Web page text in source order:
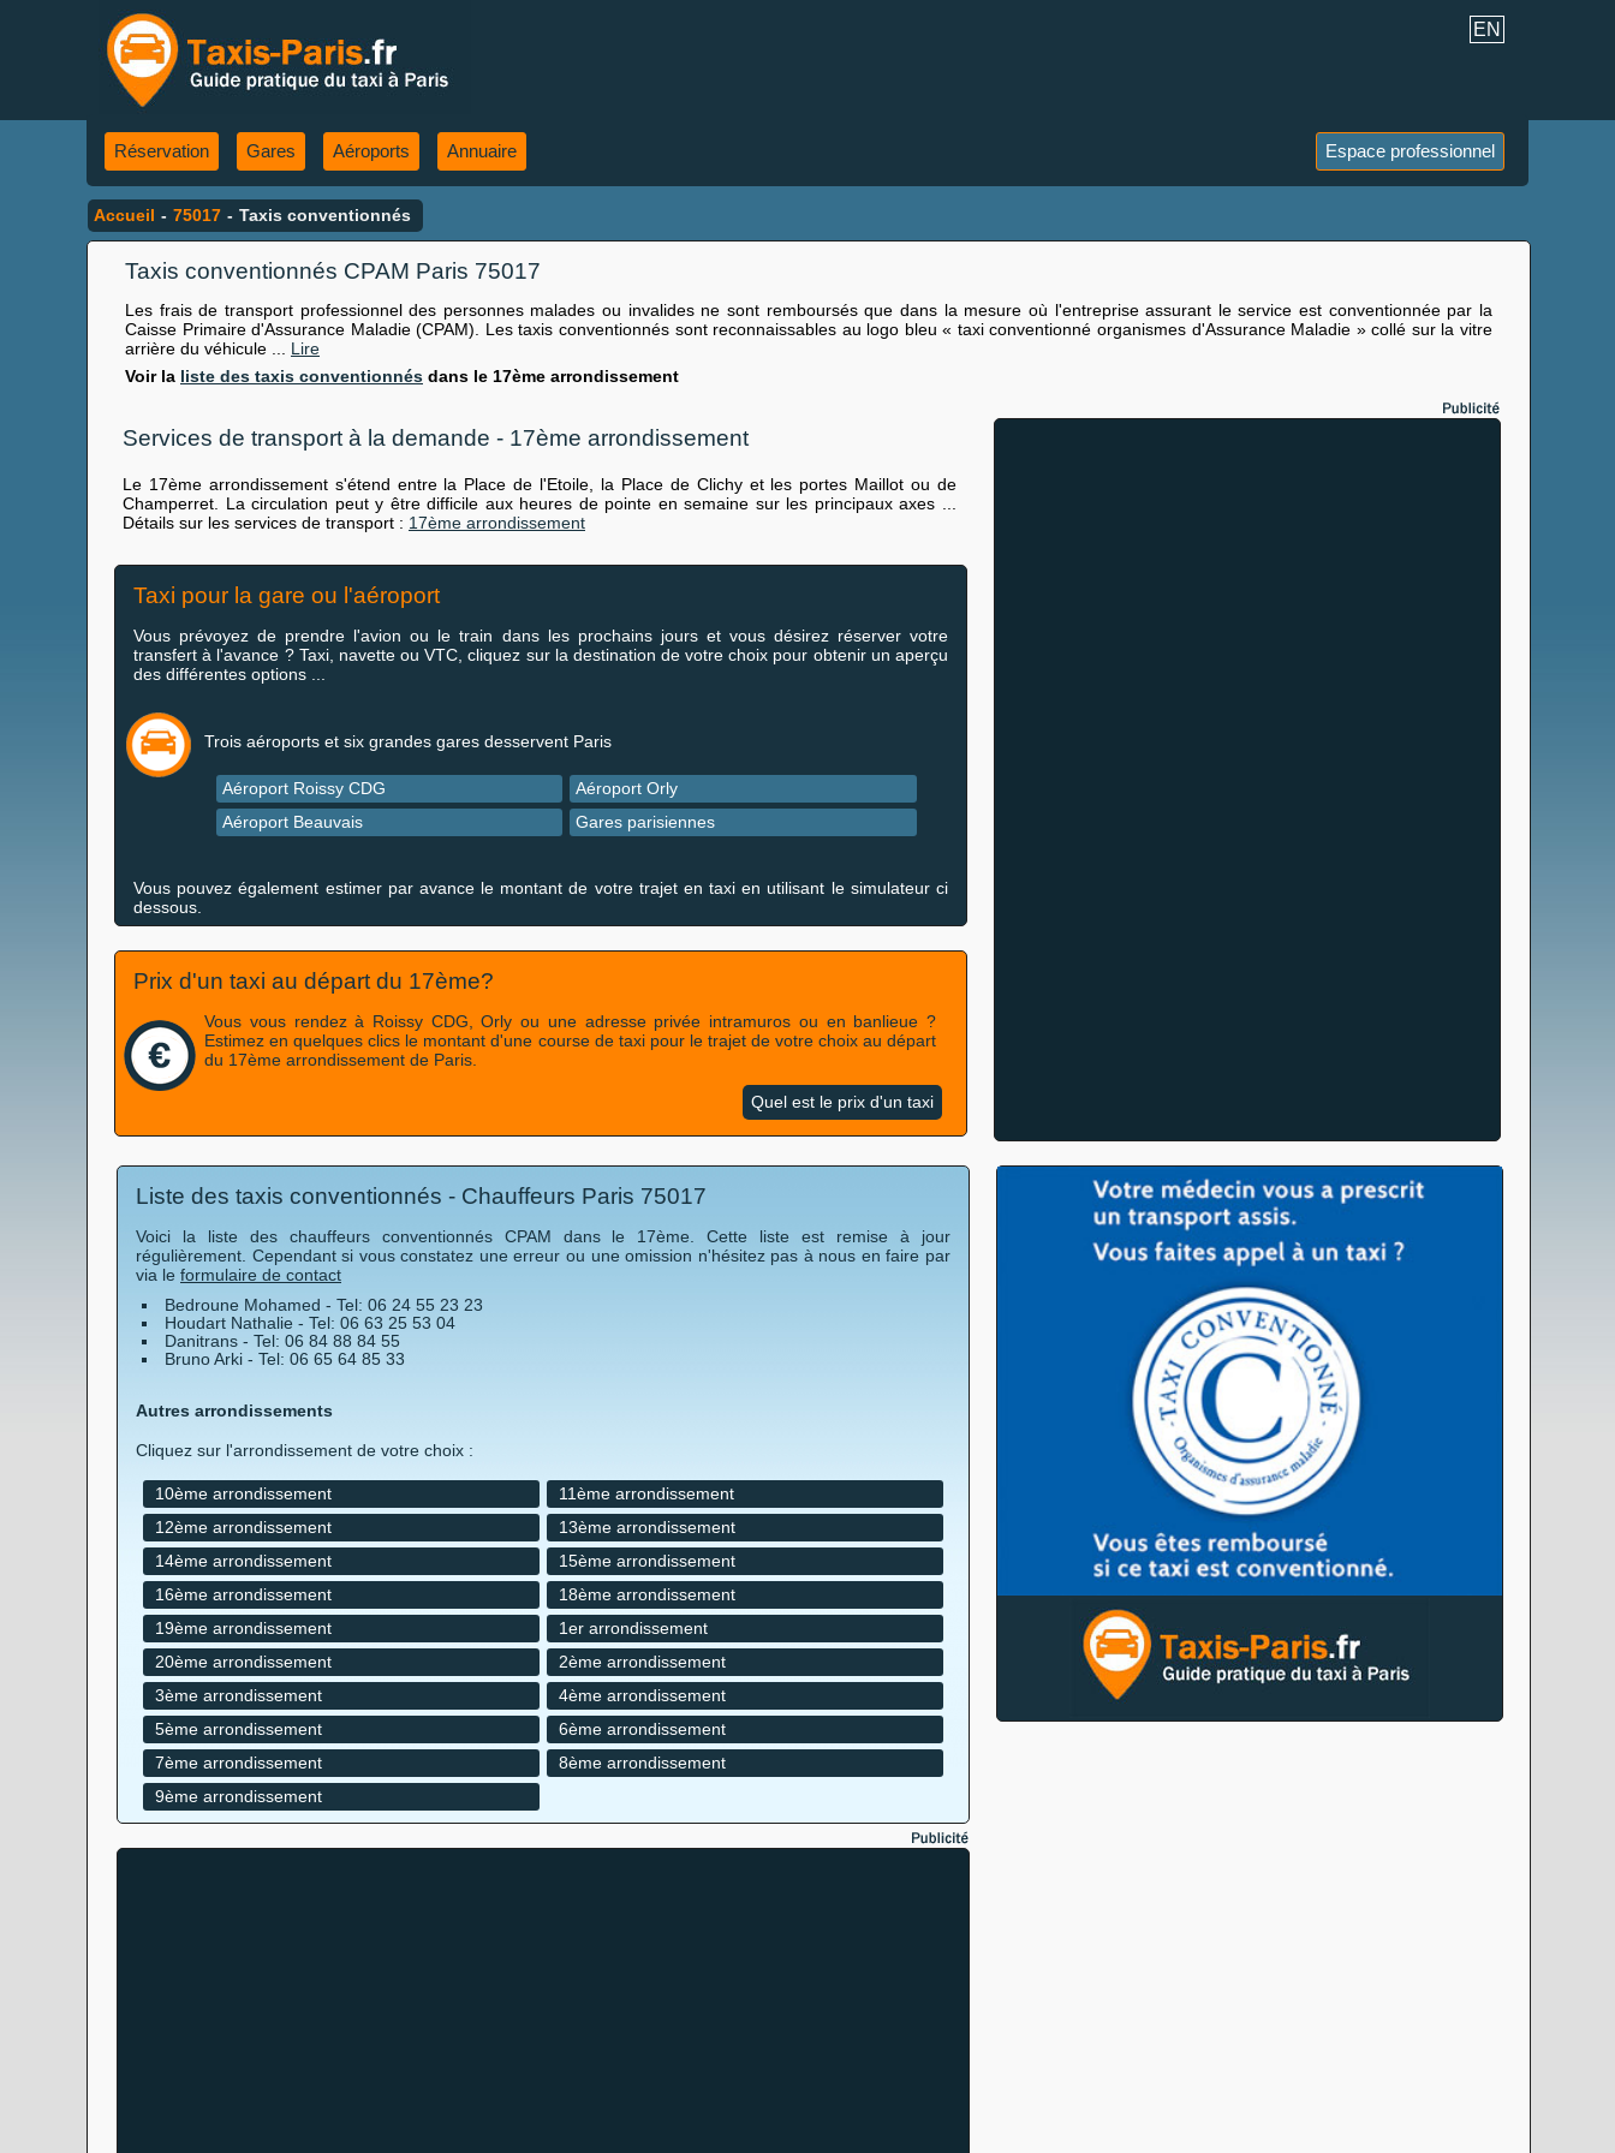
Réservation Gares Aéroports Annuaire Espace professionnel
EN
Accueil - 75017 - Taxis conventionnés
Taxis conventionnés CPAM Paris 75017
Les frais de transport professionnel des personnes malades ou invalides ne sont remboursés que dans la mesure où l'entreprise assurant le service est conventionnée par la
Caisse Primaire d'Assurance Maladie (CPAM). Les taxis conventionnés sont reconnaissables au logo bleu « taxi conventionné organismes d'Assurance Maladie » collé sur la vitre
arrière du véhicule ... Lire
Voir la liste des taxis conventionnés dans le 17ème arrondissement
Services de transport à la demande - 17ème arrondissement
Le 17ème arrondissement s'étend entre la Place de l'Etoile, la Place de Clichy et les portes Maillot ou de
Champerret. La circulation peut y être difficile aux heures de pointe en semaine sur les principaux axes ...
Détails sur les services de transport : 17ème arrondissement
Taxi pour la gare ou l'aéroport
Vous prévoyez de prendre l'avion ou le train dans les prochains jours et vous désirez réserver votre
transfert à l'avance ? Taxi, navette ou VTC, cliquez sur la destination de votre choix pour obtenir un aperçu
des différentes options ...
Trois aéroports et six grandes gares desservent Paris
Aéroport Roissy CDG
Aéroport Orly
Aéroport Beauvais
Gares parisiennes
Vous pouvez également estimer par avance le montant de votre trajet en taxi en utilisant le simulateur ci
dessous.
Prix d'un taxi au départ du 17ème?
Vous vous rendez à Roissy CDG, Orly ou une adresse privée intramuros ou en banlieue ?
Estimez en quelques clics le montant d'une course de taxi pour le trajet de votre choix au départ
du 17ème arrondissement de Paris.
Quel est le prix d'un taxi
Liste des taxis conventionnés - Chauffeurs Paris 75017
Voici la liste des chauffeurs conventionnés CPAM dans le 17ème. Cette liste est remise à jour
régulièrement. Cependant si vous constatez une erreur ou une omission n'hésitez pas à nous en faire par
via le formulaire de contact
Bedroune Mohamed - Tel: 06 24 55 23 23
Houdart Nathalie - Tel: 06 63 25 53 04
Danitrans - Tel: 06 84 88 84 55
Bruno Arki - Tel: 06 65 64 85 33
Autres arrondissements
Cliquez sur l'arrondissement de votre choix :
10ème arrondissement
11ème arrondissement
12ème arrondissement
13ème arrondissement
14ème arrondissement
15ème arrondissement
16ème arrondissement
18ème arrondissement
19ème arrondissement
1er arrondissement
20ème arrondissement
2ème arrondissement
3ème arrondissement
4ème arrondissement
5ème arrondissement
6ème arrondissement
7ème arrondissement
8ème arrondissement
9ème arrondissement